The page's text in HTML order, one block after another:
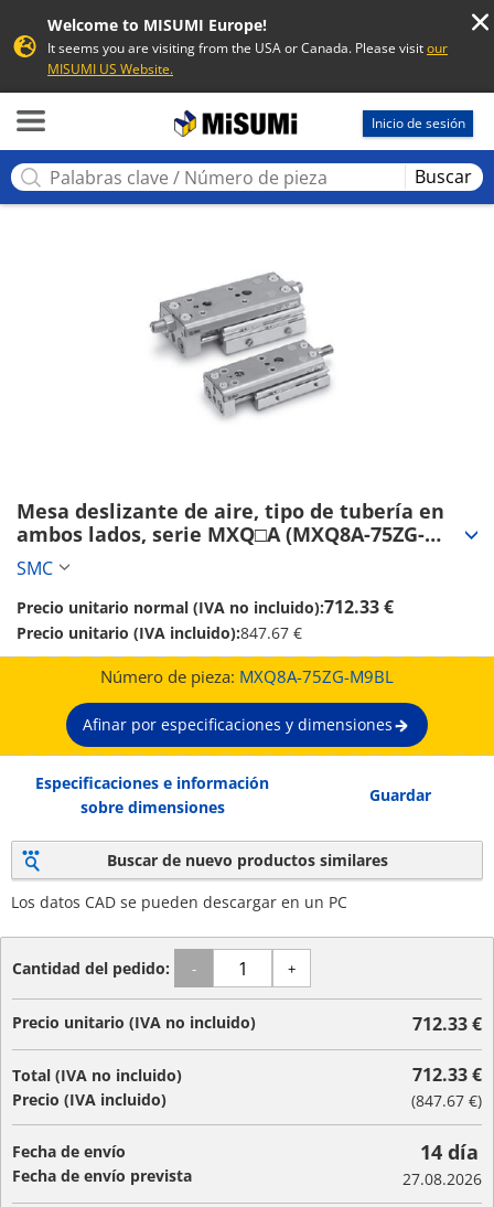
Welcome to MISUMI Europe!
It seems you are visiting from the USA or Canada. Please visitour
MISUMI US Website.
Inicio de sesión
Buscar
Mesa deslizante de aire, tipo de tubería en
ambos lados, serie MXQ□A (MXQ8A-75ZG-
M9BL)
SMC
Precio unitario normal (IVA no incluido):712.33 €
Precio unitario (IVA incluido):847.67 €
Número de pieza: MXQ8A-75ZG-M9BL
Afinar por especificaciones y dimensiones
Especificaciones e información
sobre dimensiones
Guardar
Buscar de nuevo productos similares
Los datos CAD se pueden descargar en un PC
Cantidad del pedido: - +
Precio unitario (IVA no incluido) 712.33 €
Total (IVA no incluido)
Precio (IVA incluido)
712.33 €
(847.67 €)
Fecha de envío
Fecha de envío prevista
14 día
27.08.2026